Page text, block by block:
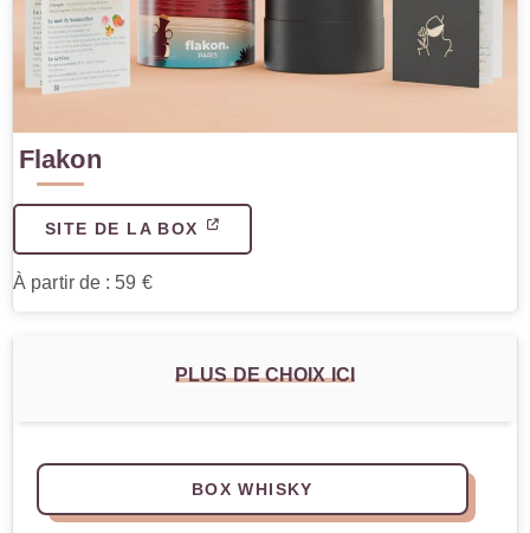
Flakon
SITE DE LA BOX
À partir de : 59 €
PLUS DE CHOIX ICI
BOX WHISKY